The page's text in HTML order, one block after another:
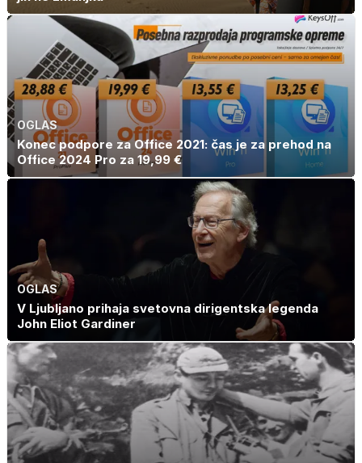
OGLAS
Konec podpore za Office 2021: čas je za prehod na
Office 2024 Pro za 19,99 €
OGLAS
V Ljubljano prihaja svetovna dirigentska legenda
John Eliot Gardiner